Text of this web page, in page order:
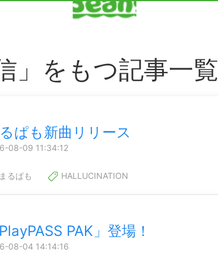
」をもつ記事一覧
ぱも新曲リリース
08-09 11:34:12
まるぱも HALLUCINATION
PlayPASS PAK」登場！
08-04 14:14:16